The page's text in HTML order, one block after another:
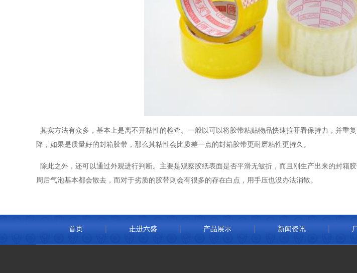
其实方法有众多，基本上是离不开粘性的检查。一般以可以将胶带粘贴物品快速拉开看保持力，并重
降，如果是质量好的封箱胶带，那么其粘性会比质差一点的封箱胶带更耐磨粘性更持久。
除此之外，还可以通过外观进行判断。主要是观察胶纸表面是否平滑无皱折，而且刚生产出来的封箱
周后气泡基本都会散去，而对于劣质的胶带则会有很多的存在白点，用手压也没办法消散。
首页 走进六盛 产品展示 新闻资讯